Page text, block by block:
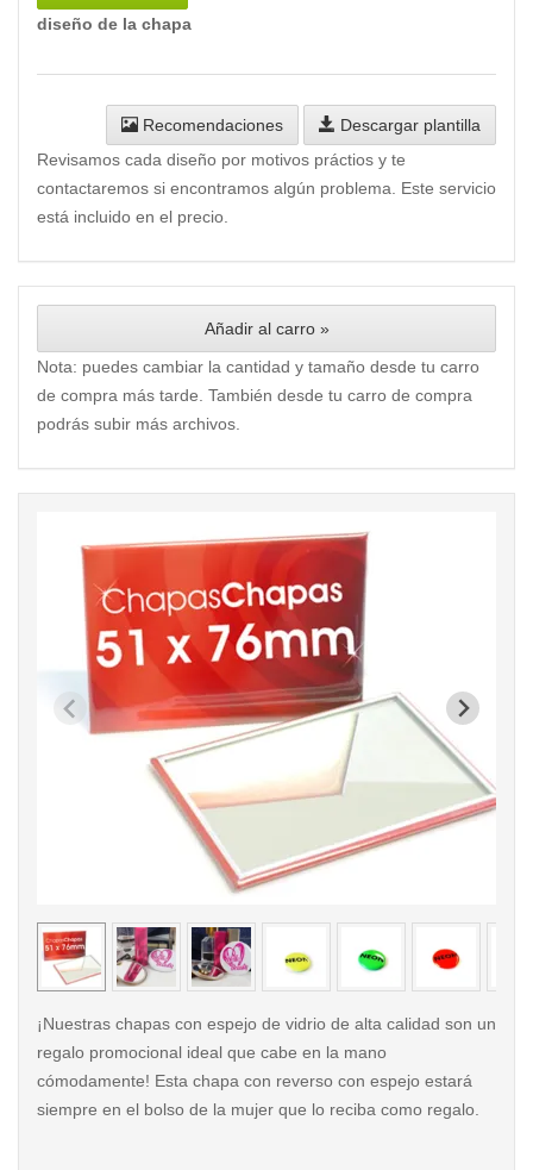
diseño de la chapa
Recomendaciones
Descargar plantilla
Revisamos cada diseño por motivos práctios y te
contactaremos si encontramos algún problema. Este servicio
está incluido en el precio.
Añadir al carro »
Nota: puedes cambiar la cantidad y tamaño desde tu carro
de compra más tarde. También desde tu carro de compra
podrás subir más archivos.
< /picture>
¡Nuestras chapas con espejo de vidrio de alta calidad son un
regalo promocional ideal que cabe en la mano
cómodamente! Esta chapa con reverso con espejo estará
siempre en el bolso de la mujer que lo reciba como regalo.